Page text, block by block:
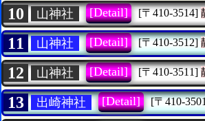
10 山神社 [Detail] [〒410-3514]
11 山神社 [Detail] [〒410-3512]
12 山神社 [Detail] [〒410-3511]
13 出崎神社 [Detail] [〒410-